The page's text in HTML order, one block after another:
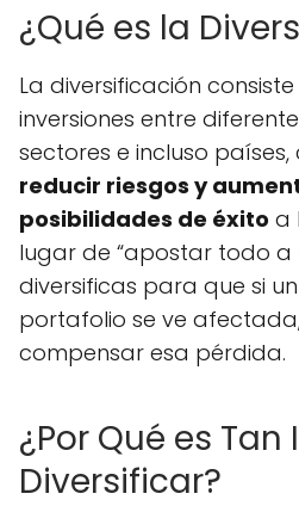
¿Qué es la
La diversificación
inversiones entre
sectores e incluso
reducir riesgos y
posibilidades de éxito a
lugar de “apostar todo a
diversificas para que si
portafolio se ve
compensar esa pérdida.
¿Por Qué es
Diversificar?